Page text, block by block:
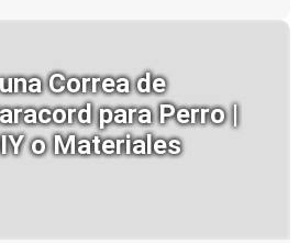
Correa de
para Perro |
o Materiales